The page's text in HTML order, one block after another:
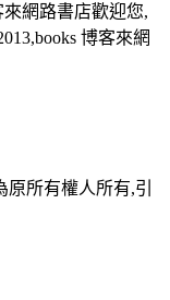
網路書店歡迎您,
博客來網
所有權人所有,引